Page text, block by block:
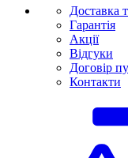
Доставка
Гарантія
Акції
Відгуки
Договір
Контакти